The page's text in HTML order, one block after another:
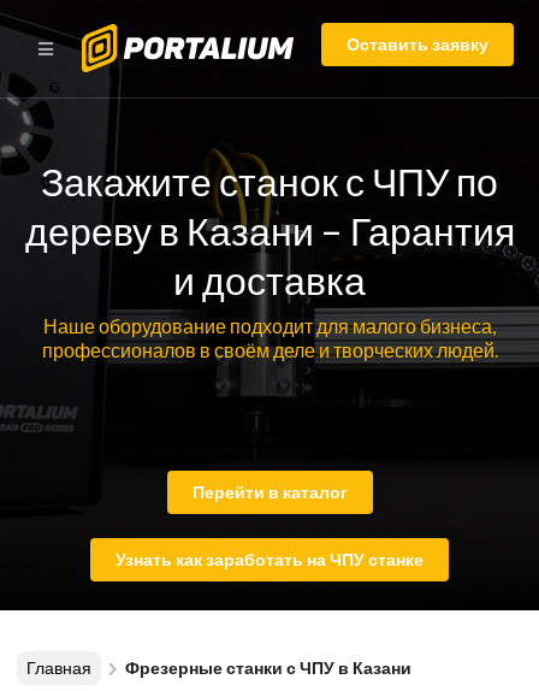
Оставить заявку
Закажите станок с ЧПУ по
дереву в Казани – Гарантия
и доставка
Наше оборудование подходит для малого бизнеса,
профессионалов в своём деле и творческих людей.
Перейти в каталог
Узнать как заработать на ЧПУ станке
Главная Фрезерные станки с ЧПУ в Казани